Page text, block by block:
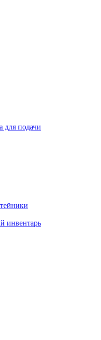
для подачи
инвентарь